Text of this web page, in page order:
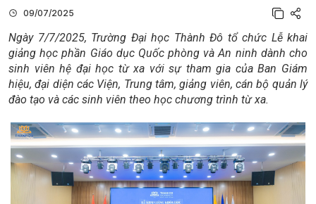
09/07/2025
Ngày 7/7/2025, Trường Đại học Thành Đô tổ chức Lễ khai
giảng học phần Giáo dục Quốc phòng và An ninh dành cho
sinh viên hệ đại học từ xa với sự tham gia của Ban Giám
hiệu, đại diện các Viện, Trung tâm, giảng viên, cán bộ quản lý
đào tạo và các sinh viên theo học chương trình từ xa.